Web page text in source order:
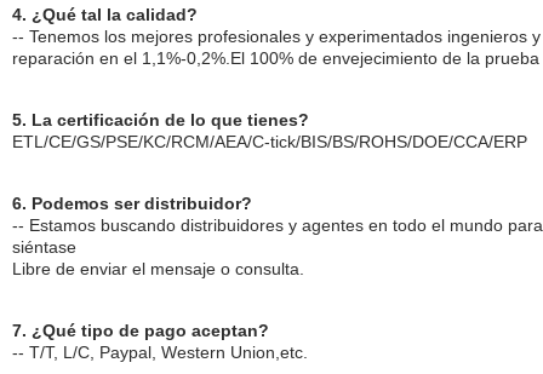
4. ¿Qué tal la calidad?
-- Tenemos los mejores profesionales y experimentados
reparación en el 1,1%-0,2%.El 100% de envejecimiento de la
5. La certificación de lo que tienes?
ETL/CE/GS/PSE/KC/RCM/AEA/C-tick/BIS/BS/ROHS/DOE/CCA/ERP
6. Podemos ser distribuidor?
-- Estamos buscando distribuidores y agentes en todo el mundo
siéntase
Libre de enviar el mensaje o consulta.
7. ¿Qué tipo de pago aceptan?
-- T/T, L/C, Paypal, Western Union,etc.